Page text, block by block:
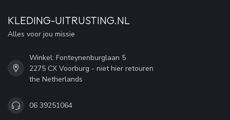
KLEDING-UITRUSTING.NL
Alles voor jou missie
Winkel: Fonteynenburglaan 5
2275 CX Voorburg - niet hier retouren
the Netherlands
06 39251064